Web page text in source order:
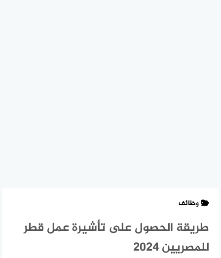
وظائف
طريقة الحصول على تأشيرة عمل قطر
للمصريين 2024